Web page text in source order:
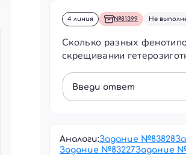
4 линия №81399 Не
Сколько разных
скрещивании
Введи ответ
Аналоги:Задание №83828
Задание №83227Задание